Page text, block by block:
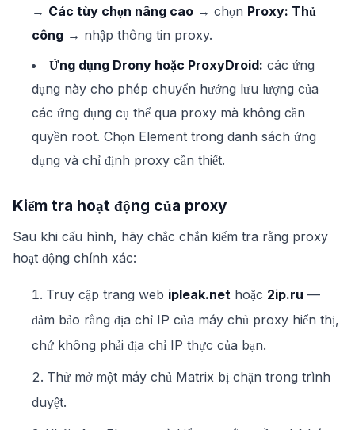
→ Các tùy chọn nâng cao → chọn Proxy: Thủ
công → nhập thông tin proxy.
Ứng dụng Drony hoặc ProxyDroid: các ứng
dụng này cho phép chuyển hướng lưu lượng của
các ứng dụng cụ thể qua proxy mà không cần
quyền root. Chọn Element trong danh sách ứng
dụng và chỉ định proxy cần thiết.
Kiểm tra hoạt động của proxy
Sau khi cấu hình, hãy chắc chắn kiểm tra rằng proxy
hoạt động chính xác:
Truy cập trang web ipleak.net hoặc 2ip.ru —
đảm bảo rằng địa chỉ IP của máy chủ proxy hiển thị,
chứ không phải địa chỉ IP thực của bạn.
Thử mở một máy chủ Matrix bị chặn trong trình
duyệt.